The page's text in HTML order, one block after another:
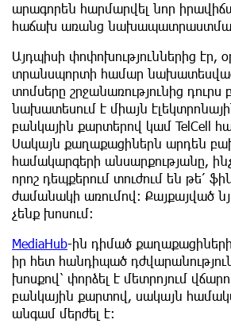
արագորեն հարմարվել նոր
հաճախ առանց
Այդպիսի փոփոխություններից էր,
տրանսպորտի համար
տոմսերը շրջանառությունից դուրս
նախատեսում է միայն
բանկային քարտերով կամ TelCell
Սակայն քաղաքացիներն արդեն
համակարգերի անսարքությանը,
որոշ դեպքերում տուժում են թե՛
ժամանակի առումով։ Քայքայված
չենք խոսում:
MediaHub-ին դիմած
իր հետ հանդիպած
խոսքով՝ փորձել է մետրոյում
բանկային քարտով, սակայն
անգամ մերժել է։